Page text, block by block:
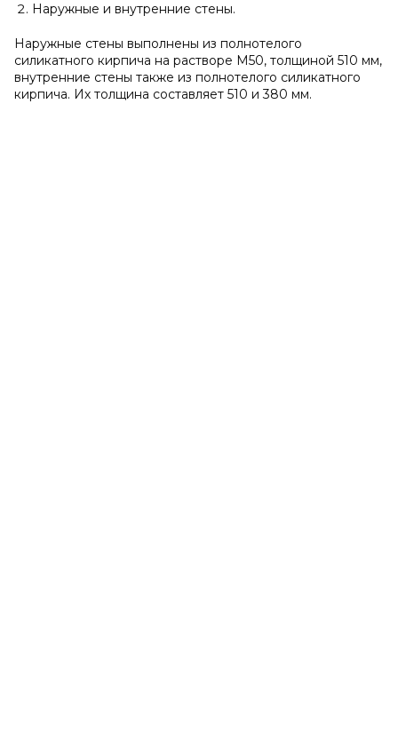
Наружные и внутренние стены.
Наружные стены выполнены из полнотелого
силикатного кирпича на растворе М50, толщиной 510 мм,
внутренние стены также из полнотелого силикатного
кирпича. Их толщина составляет 510 и 380 мм.